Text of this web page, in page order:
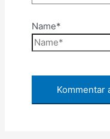
Name*